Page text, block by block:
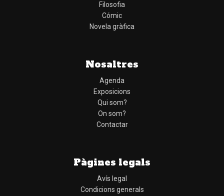
Filosofia
Cómic
Novela gràfica
Nosaltres
Agenda
Exposicions
Qui som?
On som?
Contactar
Pàgines legals
Avís legal
Condicions generals